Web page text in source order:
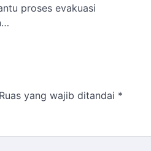
proses evakuasi
Ruas yang wajib ditandai *